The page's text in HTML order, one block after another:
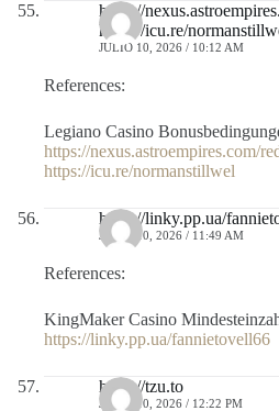
https://
https://icu.re/
JULIO 10, 2026 / 10:12 AM
References:
Legiano Casino
https://nexus.astroempires.com/
https://icu.re/normanstillwel
https://linky.pp.ua/
JULIO 10, 2026 / 11:49 AM
References:
KingMaker Casino
https://linky.pp.ua/fannietovell66
https://tzu.to
JULIO 10, 2026 / 12:22 PM